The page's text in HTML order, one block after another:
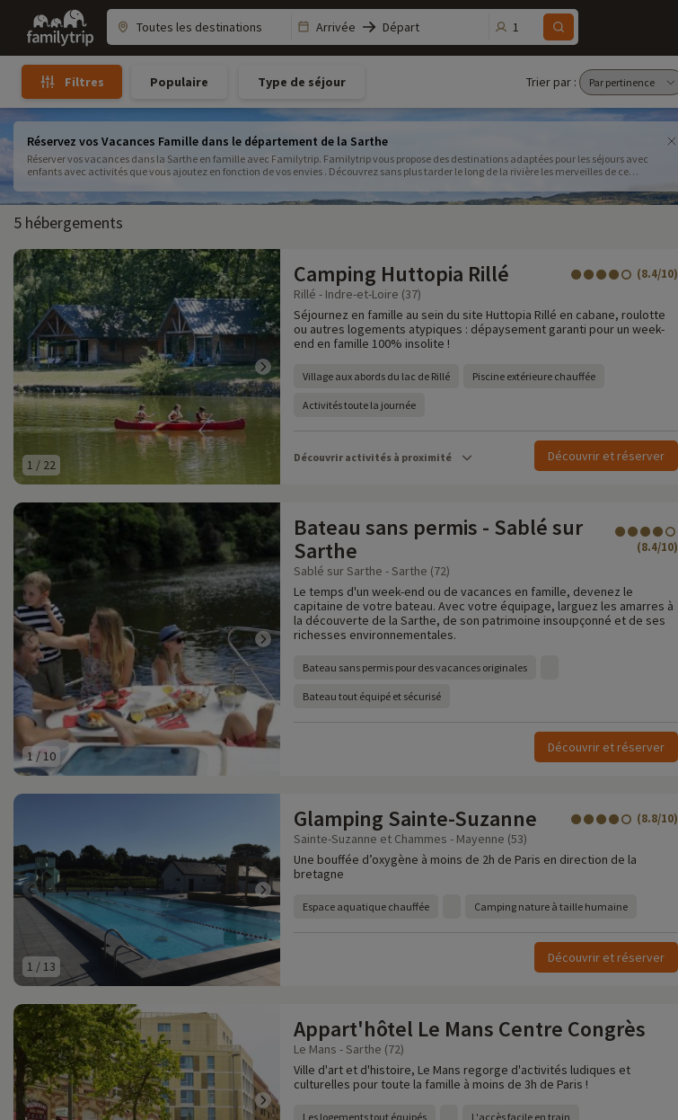
Family
trip
Arrivée Départ 1
Filtres Populaire Type de séjour Trier par :
Réservez vos Vacances Famille dans le département de la Sarthe
Réserver vos vacances dans la Sarthe en famille avec Familytrip. Familytrip vous propose des destinations adaptées pour les séjours avec
enfants avec activités que vous ajoutez en fonction de vos envies . Découvrez sans plus tarder le long de la rivière les merveilles de ce
5 hébergements
1 / 22
Camping Huttopia Rillé (8.4/10)
Rillé - Indre-et-Loire (37)
Séjournez en famille au sein du site Huttopia Rillé en cabane, roulotte
ou autres logements atypiques : dépaysement garanti pour un week-
end en famille 100% insolite !
Village aux abords du lac de Rillé Piscine extérieure chauffée
Activités toute la journée
Découvrir activités à proximité Découvrir et réserver
1 /10
Bateau sans permis - Sablé sur
Sarthe
(8.4/10)
Sablé sur Sarthe - Sarthe (72)
Le temps d'un week-end ou de vacances en famille, devenez le
capitaine de votre bateau. Avec votre équipage, larguez les amarres à
la découverte de la Sarthe, de son patrimoine insoupçonné et de ses
richesses environnementales.
Bateau sans permis pour des vacances originales
Bateau tout équipé et sécurisé
Découvrir et réserver
1 / 13
Glamping Sainte-Suzanne (8.8/10)
Sainte-Suzanne et Chammes - Mayenne (53)
Une bouffée d’oxygène à moins de 2h de Paris en direction de la
bretagne
Espace aquatique chauffée Camping nature à taille humaine
Découvrir et réserver
Appart'hôtel Le Mans Centre Congrès
Le Mans - Sarthe (72)
Ville d'art et d'histoire, Le Mans regorge d'activités ludiques et
culturelles pour toute la famille à moins de 3h de Paris !
Les logements tout équipés L'accès facile en train